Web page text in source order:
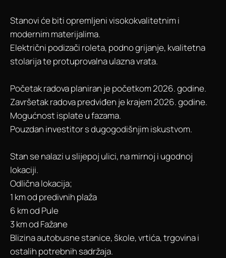
Stanovi će biti opremljeni visokokvalitetnim i
modernim materijalima.
Električni podizači roleta, podno grijanje, kvalitetna
stolarija te protuprovalna ulazna vrata.
Početak radova planiran je početkom 2026. godine.
Završetak radova predviđen je krajem 2026. godine.
Mogućnost isplate u fazama.
Pouzdan investitor s dugogodišnjim iskustvom.
Stan se nalazi u slijepoj ulici, na mirnoj i ugodnoj
lokaciji.
Odlična lokacija;
1 km od predivnih plaža
6 km od Pule
3 km od Fažane
Blizina autobusne stanice, škole, vrtića, trgovina i
ostalih potrebnih sadržaja.